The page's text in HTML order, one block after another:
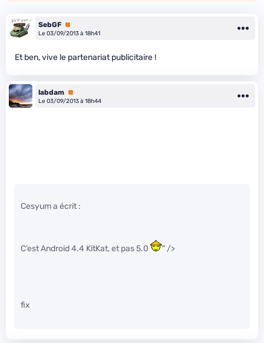
SebGF Premium
Le 03/09/2013 à 18h41
Et ben, vive le partenariat publicitaire !
labdam Premium
Le 03/09/2013 à 18h44
Cesyum a écrit :
C’est Android 4.4 KitKat, et pas 5.0 " />
fix